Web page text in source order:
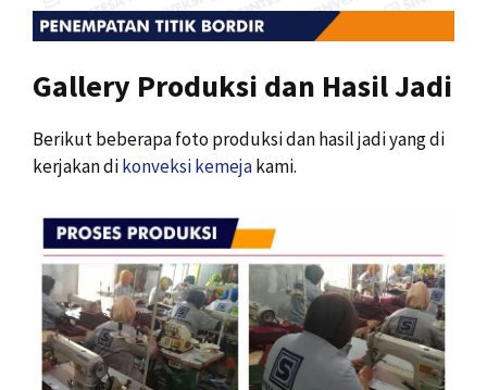
Gallery Produksi dan Hasil Jadi
Berikut beberapa foto produksi dan hasil jadi yang di
kerjakan dikonveksi kemejakami.